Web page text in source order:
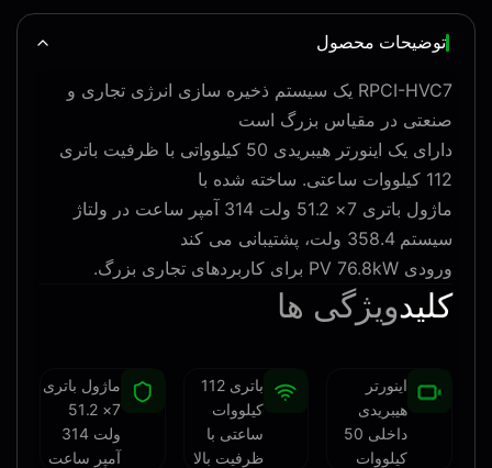
توضیحات محصول
RPCI-HVC7 یک سیستم ذخیره سازی انرژی تجاری و
صنعتی در مقیاس بزرگ است
دارای یک اینورتر هیبریدی 50 کیلوواتی با ظرفیت باتری
ماژول باتری 7× 51.2 ولت 314 آمپر ساعت در ولتاژ
سیستم 358.4 ولت، پشتیبانی می کند
ورودی PV 76.8kW برای کاربردهای تجاری بزرگ.
کلیدویژگی ها
اینورتر
هیبریدی
داخلی 50
کیلووات
باتری 112
کیلووات
ساعتی با
ظرفیت بالا
ماژول باتری
7× 51.2
ولت 314
آمپر ساعت